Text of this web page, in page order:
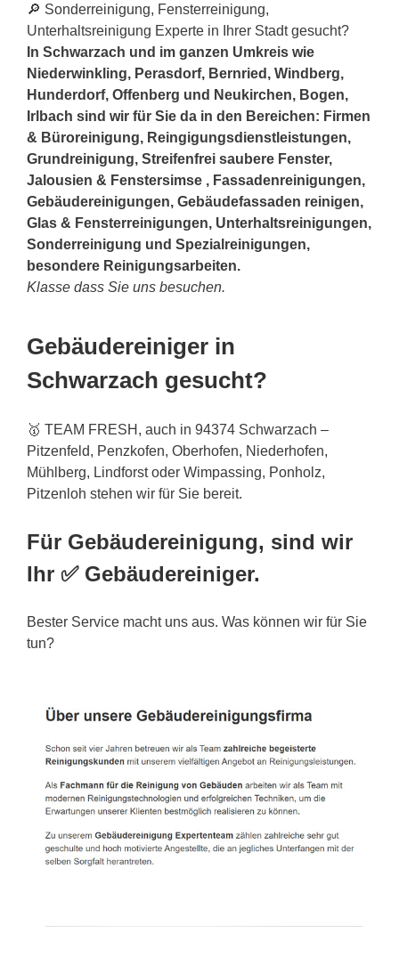
🔎 Sonderreinigung, Fensterreinigung,
Unterhaltsreinigung Experte in Ihrer Stadt gesucht?
In Schwarzach und im ganzen Umkreis wie
Niederwinkling, Perasdorf, Bernried, Windberg,
Hunderdorf, Offenberg und Neukirchen, Bogen,
Irlbach sind wir für Sie da in den Bereichen: Firmen
& Büroreinigung, Reingigungsdienstleistungen,
Grundreinigung, Streifenfrei saubere Fenster,
Jalousien & Fenstersimse , Fassadenreinigungen,
Gebäudereinigungen, Gebäudefassaden reinigen,
Glas & Fensterreinigungen, Unterhaltsreinigungen,
Sonderreinigung und Spezialreinigungen,
besondere Reinigungsarbeiten.
Klasse dass Sie uns besuchen.
Gebäudereiniger in
Schwarzach gesucht?
🥇 TEAM FRESH, auch in 94374 Schwarzach –
Pitzenfeld, Penzkofen, Oberhofen, Niederhofen,
Mühlberg, Lindforst oder Wimpassing, Ponholz,
Pitzenloh stehen wir für Sie bereit.
Für Gebäudereinigung, sind wir
Ihr ✅ Gebäudereiniger.
Bester Service macht uns aus. Was können wir für Sie
tun?